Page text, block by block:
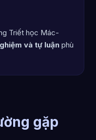
Triết học Mác-
và tự luận phù
gặp